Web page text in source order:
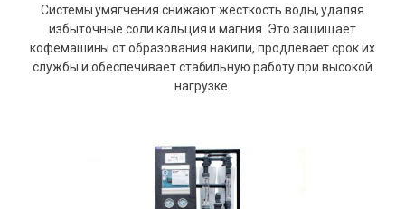
Системы умягчения снижают жёсткость воды, удаляя
избыточные соли кальция и магния. Это защищает
кофемашины от образования накипи, продлевает срок их
службы и обеспечивает стабильную работу при высокой
нагрузке.